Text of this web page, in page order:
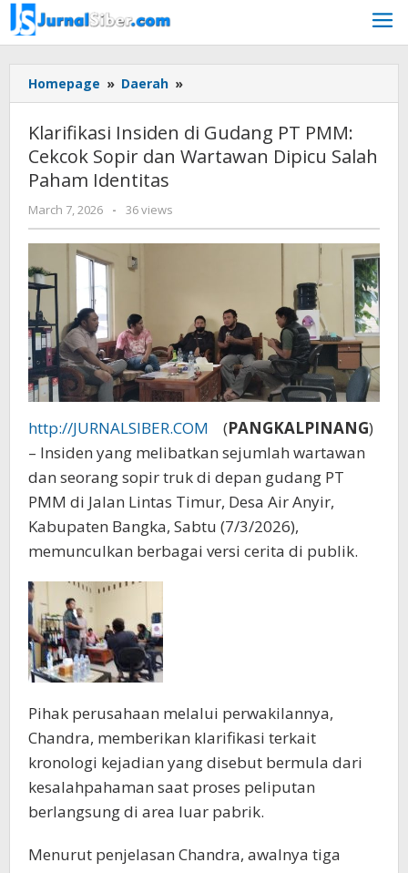
Skip
to
content
Homepage » Daerah »
Insiden
Gudang
PT
dan
Paham
Identitas
Klarifikasi Insiden di Gudang PT PMM:
Cekcok Sopir dan Wartawan Dipicu Salah
Paham Identitas
March 7, 2026
by
Budiyanto
- 36 views
http://JURNALSIBER.COM (PANGKALPINANG)
– Insiden yang melibatkan sejumlah wartawan
dan seorang sopir truk di depan gudang PT
PMM di Jalan Lintas Timur, Desa Air Anyir,
Kabupaten Bangka, Sabtu (7/3/2026),
memunculkan berbagai versi cerita di publik.
Pihak perusahaan melalui perwakilannya,
Chandra, memberikan klarifikasi terkait
kronologi kejadian yang disebut bermula dari
kesalahpahaman saat proses peliputan
berlangsung di area luar pabrik.
Menurut penjelasan Chandra, awalnya tiga